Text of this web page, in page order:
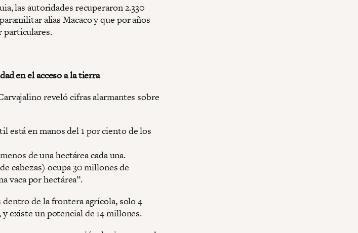
las autoridades recuperaron 2.330
alias Macaco y que por años
particulares.
en el acceso a la tierra
reveló cifras alarmantes sobre
está en manos del 1 por ciento de los
de una hectárea cada una.
cabezas) ocupa 30 millones de
vaca por hectárea”.
dentro de la frontera agrícola, solo 4
existe un potencial de 14 millones.